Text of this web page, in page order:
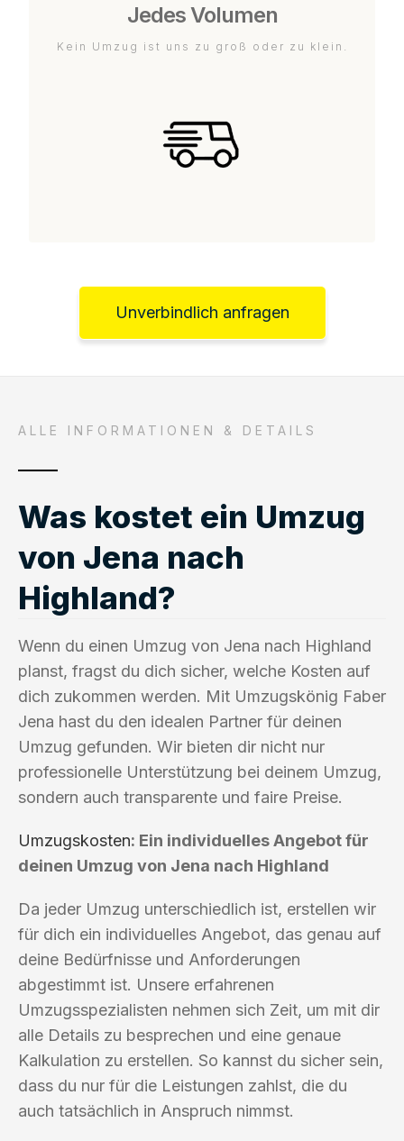
Jedes Volumen
Kein Umzug ist uns zu groß oder zu klein.
Unverbindlich anfragen
ALLE INFORMATIONEN & DETAILS
Was kostet ein Umzug
von Jena nach
Highland?
Wenn du einen Umzug von Jena nach Highland
planst, fragst du dich sicher, welche Kosten auf
dich zukommen werden. Mit Umzugskönig Faber
Jena hast du den idealen Partner für deinen
Umzug gefunden. Wir bieten dir nicht nur
professionelle Unterstützung bei deinem Umzug,
sondern auch transparente und faire Preise.
Umzugskosten: Ein individuelles Angebot für
deinen Umzug von Jena nach Highland
Da jeder Umzug unterschiedlich ist, erstellen wir
für dich ein individuelles Angebot, das genau auf
deine Bedürfnisse und Anforderungen
abgestimmt ist. Unsere erfahrenen
Umzugsspezialisten nehmen sich Zeit, um mit dir
alle Details zu besprechen und eine genaue
Kalkulation zu erstellen. So kannst du sicher sein,
dass du nur für die Leistungen zahlst, die du
auch tatsächlich in Anspruch nimmst.